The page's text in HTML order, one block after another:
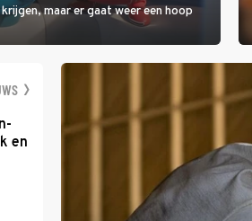
maar er gaat weer een hoop
en